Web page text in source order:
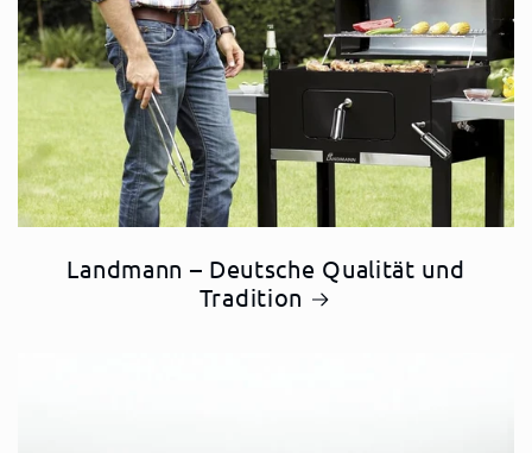
Landmann – Deutsche Qualität und
Tradition